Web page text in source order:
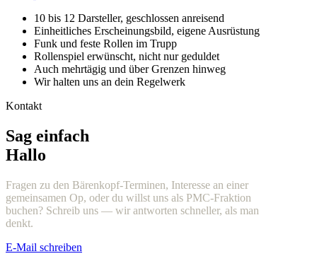
10 bis 12 Darsteller, geschlossen anreisend
Einheitliches Erscheinungsbild, eigene Ausrüstung
Funk und feste Rollen im Trupp
Rollenspiel erwünscht, nicht nur geduldet
Auch mehrtägig und über Grenzen hinweg
Wir halten uns an dein Regelwerk
Kontakt
Sag einfach
Hallo
Fragen zu den Bärenkopf-Terminen, Interesse an einer
gemeinsamen Op, oder du willst uns als PMC-Fraktion
buchen? Schreib uns — wir antworten schneller, als man
denkt.
E-Mail schreiben